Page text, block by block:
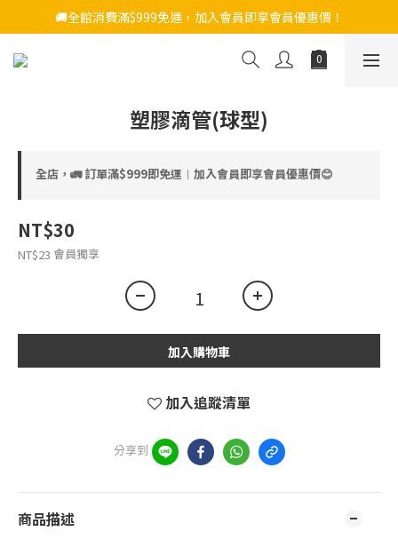
🚚全館消費滿$999免運，加入會員即享會員優惠價！
塑膠滴管(球型)
全店，🚛 訂單滿$999即免運︱加入會員即享會員優惠價😊
NT$30
NT$23 會員獨享
加入購物車
加入追蹤清單
分享到
商品描述